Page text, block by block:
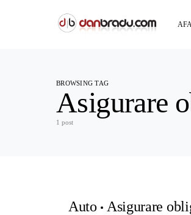
BROWSING TAG
Asigurare
1 post
Auto
Asigurare